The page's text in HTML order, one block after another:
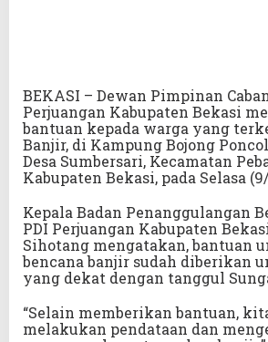
BEKASI – Dewan Pimpinan
Perjuangan Kabupaten Bekasi
bantuan kepada warga yang
Banjir, di Kampung Bojong Poncol
Desa Sumbersari, Kecamatan
Kabupaten Bekasi, pada Selasa
Kepala Badan Penanggulangan
PDI Perjuangan Kabupaten
Sihotang mengatakan, bantuan
bencana banjir sudah diberikan
yang dekat dengan tanggul
“Selain memberikan bantuan,
melakukan pendataan dan